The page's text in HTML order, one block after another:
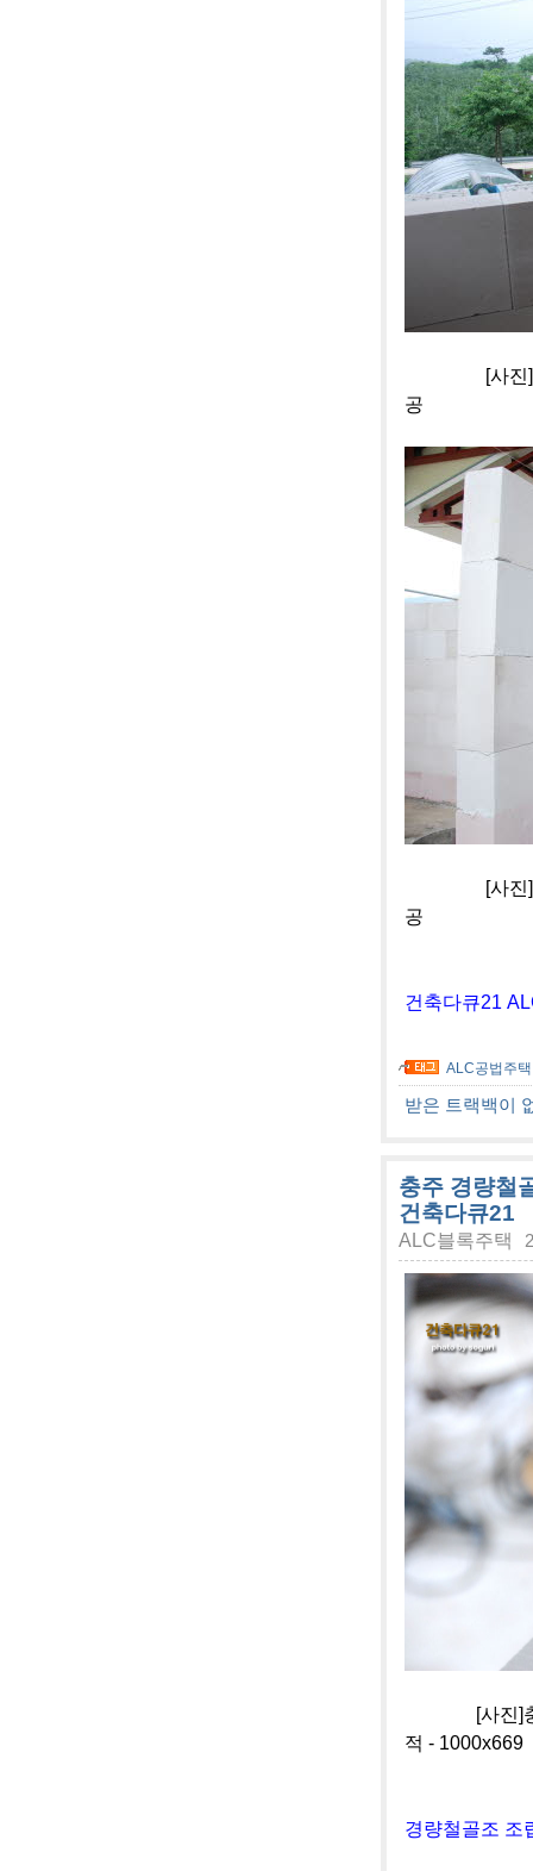
[사진]충주
공
[사진]충주
공
건축다큐21
ALC공법주택
받은 트랙백이
충주 경량철
건축다큐21
ALC블록주택
[사진]충주
적 - 1000x669
경량철골조 조